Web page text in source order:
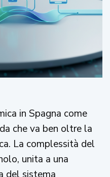
in Spagna come
che va ben oltre la
La complessità del
unita a una